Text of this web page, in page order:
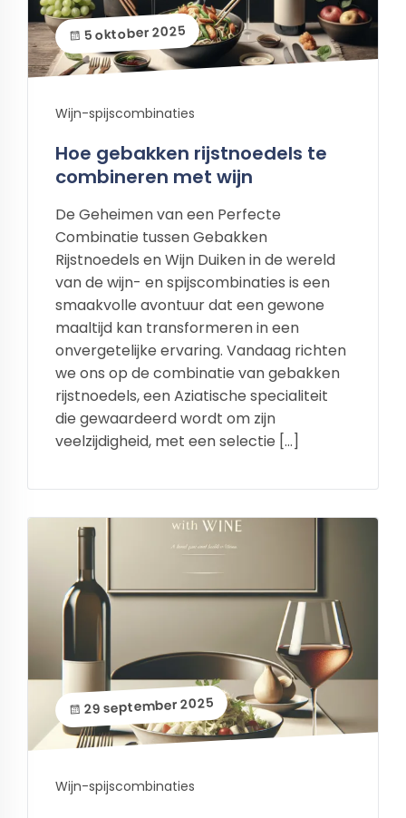
5 oktober 2025
Wijn-spijscombinaties
Hoe gebakken rijstnoedels te
combineren met wijn
De Geheimen van een Perfecte
Combinatie tussen Gebakken
Rijstnoedels en Wijn Duiken in de wereld
van de wijn- en spijscombinaties is een
smaakvolle avontuur dat een gewone
maaltijd kan transformeren in een
onvergetelijke ervaring. Vandaag richten
we ons op de combinatie van gebakken
rijstnoedels, een Aziatische specialiteit
die gewaardeerd wordt om zijn
veelzijdigheid, met een selectie […]
29 september 2025
Wijn-spijscombinaties